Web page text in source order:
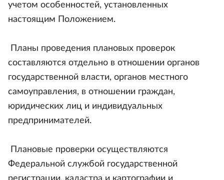
учетом особенностей, установленных
настоящим Положением.
Планы проведения плановых проверок
составляются отдельно в отношении органов
государственной власти, органов местного
самоуправления, в отношении граждан,
юридических лиц и индивидуальных
предпринимателей.
Плановые проверки осуществляются
Федеральной службой государственной